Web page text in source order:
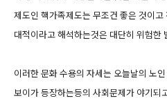
제도인 핵가족제도는 무조건 좋은 것이
대적이라고 해석하는것은 대단히 위험한
이러한 문화 수용의 자세는 오늘날의 노
보이가 등장하는등의 사회문제가 야기되